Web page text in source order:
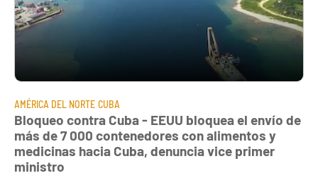
AMÉRICA DEL NORTE CUBA
Bloqueo contra Cuba - EEUU bloquea el envío de
más de 7 000 contenedores con alimentos y
medicinas hacia Cuba, denuncia vice primer
ministro